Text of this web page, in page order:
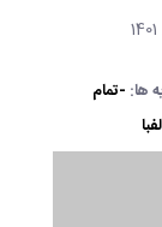
ها: -تمام